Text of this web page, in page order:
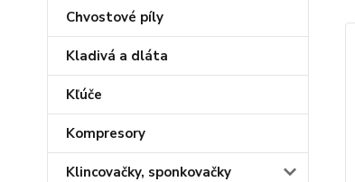
Chvostové píly
Kladivá a dláta
Kľúče
Kompresory
Klincovačky, sponkovačky